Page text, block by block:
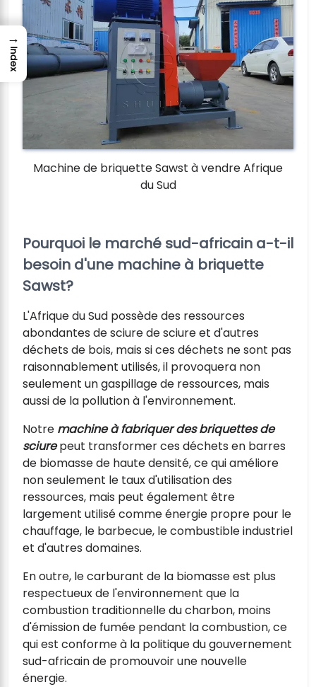
Machine de briquette Sawst à vendre Afrique
du Sud
Pourquoi le marché sud-africain a-t-il
besoin d'une machine à briquette
Sawst?
L'Afrique du Sud possède des ressources
abondantes de sciure de sciure et d'autres
déchets de bois, mais si ces déchets ne sont pas
raisonnablement utilisés, il provoquera non
seulement un gaspillage de ressources, mais
aussi de la pollution à l'environnement.
Notre machine à fabriquer des briquettes de
sciurepeut transformer ces déchets en barres
de biomasse de haute densité, ce qui améliore
non seulement le taux d'utilisation des
ressources, mais peut également être
largement utilisé comme énergie propre pour le
chauffage, le barbecue, le combustible industriel
et d'autres domaines.
En outre, le carburant de la biomasse est plus
respectueux de l'environnement que la
combustion traditionnelle du charbon, moins
d'émission de fumée pendant la combustion, ce
qui est conforme à la politique du gouvernement
sud-africain de promouvoir une nouvelle
énergie.
→
Index